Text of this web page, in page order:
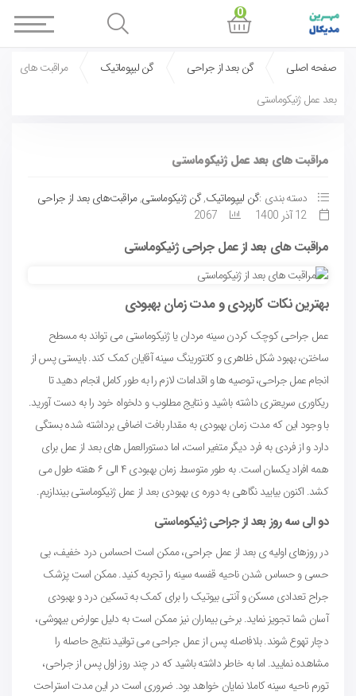
صفحه اصلی گن بعد از جراحی گن لیپوماتیک
مراقبت های
بعد عمل ژنیکوماستی
مراقبت های بعد عمل ژنیکوماستی
دسته بندی :گن لیپوماتیک,گن ژنیکوماستی,مراقبت‌های بعد از جراحی
12 آذر 1400
مراقبت های بعد از عمل جراحی ژنیکوماستی
بهترین نکات کاربردی و مدت زمان بهبودی
عمل جراحی کوچک کردن سینه مردان یا ژنیکوماستی می تواند به مسطح
ساختن، بهبود شکل ظاهری و کانتورینگ سینه آقایان کمک کند. بایستی پس از
انجام عمل جراحی، توصیه ها و اقدامات لازم را به طور کامل انجام دهید تا
ریکاوری سریعتری داشته باشید و نتایج مطلوب و دلخواه خود را به دست آورید.
با وجود این که مدت زمان بهبودی به مقدار بافت اضافی برداشته شده بستگی
دارد و از فردی به فرد دیگر متغیر است، اما دستورالعمل های بعد از عمل برای
همه افراد یکسان است. به طور متوسط زمان بهبودی ۴ الی ۶ هفته طول می
کشد. اکنون بیایید نگاهی به دوره ی بهبودی بعد از عمل ژنیکوماستی بیندازیم.
دو الی سه روز بعد از جراحی ژنیکوماستی
در روزهای اولیه ی بعد از عمل جراحی، ممکن است احساس درد خفیف، بی
حسی و حساس شدن ناحیه قفسه سینه را تجربه کنید. ممکن است پزشک
جراح تعدادی مسکن و آنتی بیوتیک را برای کمک به تسکین درد و بهبودی
آسان شما تجویز نماید. برخی بیماران نیز ممکن است به دلیل عوارض بیهوشی،
دچار تهوع شوند. بلافاصله پس از عمل جراحی می توانید نتایج حاصله را
مشاهده نمایید. اما به خاطر داشته باشید که در چند روز اول پس از جراحی،
تورم ناحیه سینه کاملا نمایان خواهد بود. ضروری است در این مدت استراحت
0